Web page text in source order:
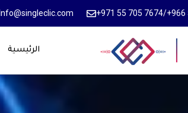
/
⁦+971 55 705 7674⁩
Info@singleclic.com
الرئيسية